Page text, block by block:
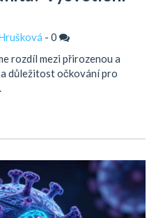
- 0
rozdíl mezi přirozenou a
důležitost očkování pro